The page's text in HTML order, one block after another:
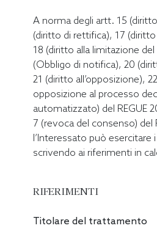
A norma degli artt. 15
(diritto di rettifica), 17
18 (diritto alla limitazione
(Obbligo di notifica), 20
21 (diritto all’opposizione),
opposizione al processo
automatizzato) del REGUE
7 (revoca del consenso) del
l’Interessato può esercitare
scrivendo ai riferimenti in
RIFERIMENTI
Titolare del trattamento